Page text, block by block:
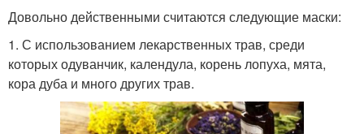
Довольно действенными считаются следующие маски:
1. С использованием лекарственных трав, среди
которых одуванчик, календула, корень лопуха, мята,
кора дуба и много других трав.